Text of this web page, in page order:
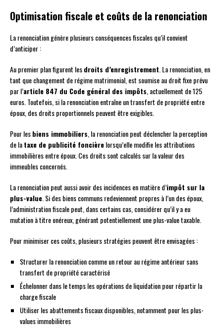
Optimisation fiscale et coûts de la renonciation
La renonciation génère plusieurs conséquences fiscales qu’il convient
d’anticiper :
Au premier plan figurent lesdroits d’enregistrement . La renonciation, en
tant que changement de régime matrimonial, est soumise au droit fixe prévu
par l’article 847 du Code général des impôts , actuellement de 125
euros. Toutefois, si la renonciation entraîne un transfert de propriété entre
époux, des droits proportionnels peuvent être exigibles.
Pour lesbiens immobiliers , la renonciation peut déclencher la perception
de lataxe de publicité foncièrelorsqu’elle modifie les attributions
immobilières entre époux. Ces droits sont calculés sur la valeur des
immeubles concernés.
La renonciation peut aussi avoir des incidences en matière d’impôt sur la
plus-value . Si des biens communs redeviennent propres à l’un des époux,
l’administration fiscale peut, dans certains cas, considérer qu’il y a eu
mutation à titre onéreux, générant potentiellement une plus-value taxable.
Pour minimiser ces coûts, plusieurs stratégies peuvent être envisagées :
Structurer la renonciation comme un retour au régime antérieur sans
transfert de propriété caractérisé
Échelonner dans le temps les opérations de liquidation pour répartir la
charge fiscale
Utiliser les abattements fiscaux disponibles, notamment pour les plus-
values immobilières